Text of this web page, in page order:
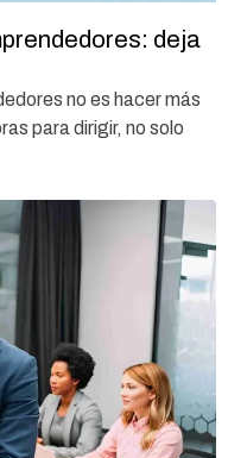
deja
no es hacer más
para dirigir, no solo